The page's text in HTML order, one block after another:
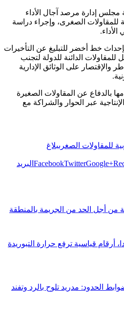
مجلس إدارة مرصد آجال الأداء
للمقاولات الصغرى، وإجراء دراسة
خط أخضر للتبليغ عن التأخيرات
للمقاولات الدائنة للدولة لتجنب
والإقتصار على الوثائق الإدارية
بالدفاع عن المقاولات الصغيرة
عبر الحوار والشراكة مع
للمقاولات الصغرىبلاغ
FacebookTwitterGoogle+
البريد
أجل الحد من الجريمة بالمنطقة
وجوادا، أرقام قياسية ترفع حرارة التبوريدة
الحدود: مدريد تلوح بالرد وتفند